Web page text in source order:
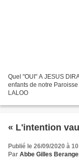
Quel "OUI" A JESUS
enfants de notre
LALOO
« L'intention
Publié le 26/09/2020 à
Par Abbe Gilles